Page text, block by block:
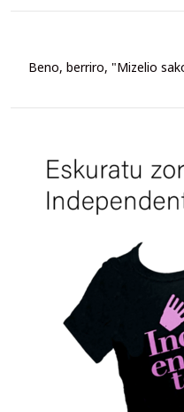
Beno, berriro, "Mizelio